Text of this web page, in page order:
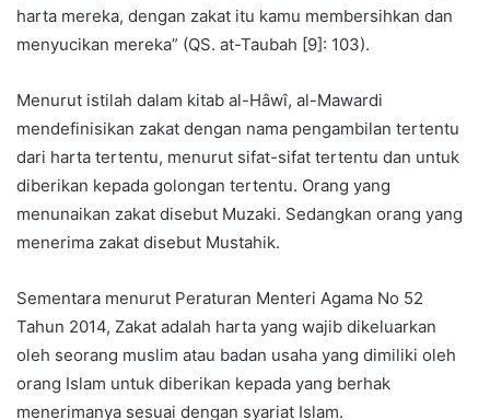
harta mereka, dengan zakat itu kamu membersihkan dan
menyucikan mereka” (QS. at-Taubah [9]: 103).
Menurut istilah dalam kitab al-Hâwî, al-Mawardi
mendefinisikan zakat dengan nama pengambilan tertentu
dari harta tertentu, menurut sifat-sifat tertentu dan untuk
diberikan kepada golongan tertentu. Orang yang
menunaikan zakat disebut Muzaki. Sedangkan orang yang
menerima zakat disebut Mustahik.
Sementara menurut Peraturan Menteri Agama No 52
Tahun 2014, Zakat adalah harta yang wajib dikeluarkan
oleh seorang muslim atau badan usaha yang dimiliki oleh
orang Islam untuk diberikan kepada yang berhak
menerimanya sesuai dengan syariat Islam.